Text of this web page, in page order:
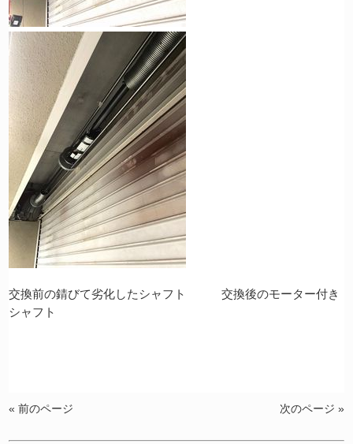
交換前の錆びて劣化したシャフト 交換後のモーター付き
シャフト
« 前のページ 次のページ »